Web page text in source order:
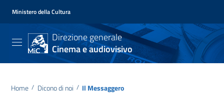
Ministero della Cultura
Direzione generale
Cinema e audiovisivo
Home / Dicono di noi / Il Messaggero